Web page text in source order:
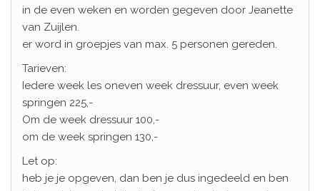
in de even weken en worden gegeven door Jeanette
van Zuijlen.
er word in groepjes van max. 5 personen gereden.
Tarieven:
Iedere week les oneven week dressuur, even week
springen 225,-
Om de week dressuur 100,-
om de week springen 130,-
Let op:
heb je je opgeven, dan ben je dus ingedeeld en ben